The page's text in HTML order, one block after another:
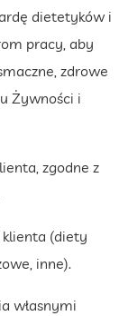
dietetyków i
pracy, aby
zdrowe
Żywności i
zgodne z
klienta (diety
inne).
własnymi